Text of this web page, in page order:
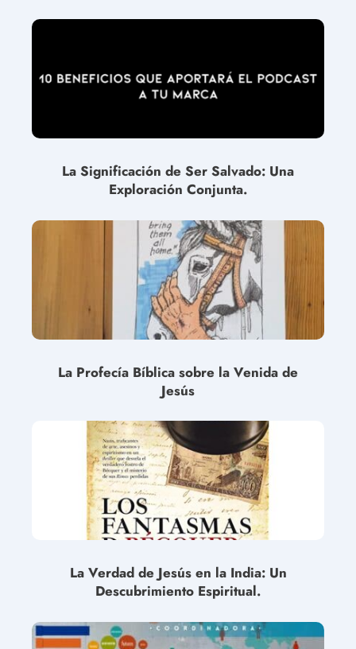
La Significación de Ser Salvado: Una
Exploración Conjunta.
La Profecía Bíblica sobre la Venida de
Jesús
La Verdad de Jesús en la India: Un
Descubrimiento Espiritual.